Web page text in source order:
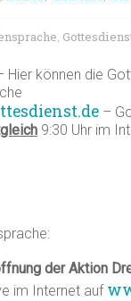
,
Hier können die
–
9:30 Uhr im
der Aktion
im Internet auf